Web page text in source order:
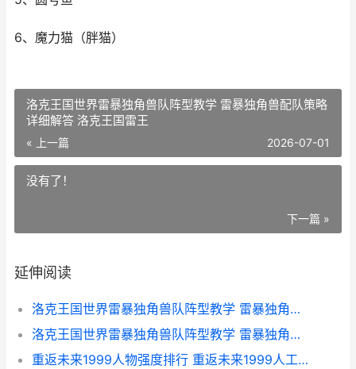
6、魔力猫（胖猫）
洛克王国世界雷暴独角兽队阵型教学 雷暴独角兽配队策略
详细解答 洛克王国雷王
« 上一篇 2026-07-01
没有了！
下一篇 »
延伸阅读
洛克王国世界雷暴独角兽队阵型教学 雷暴独角兽配队策略详细解答 洛克王国世界雷霆禁地怎么过去
洛克王国世界雷暴独角兽队阵型教学 雷暴独角兽配队策略详细解答 洛克王国雷王
重返未来1999人物强度排行 重返未来1999人工梦游